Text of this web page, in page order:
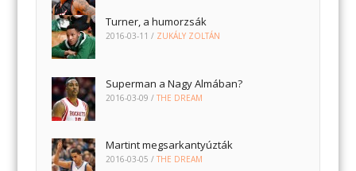
Turner, a humorzsák
2016-03-11 / ZUKÁLY ZOLTÁN
Superman a Nagy Almában?
2016-03-09 /THE DREAM
Martint megsarkantyúzták
2016-03-05 /THE DREAM